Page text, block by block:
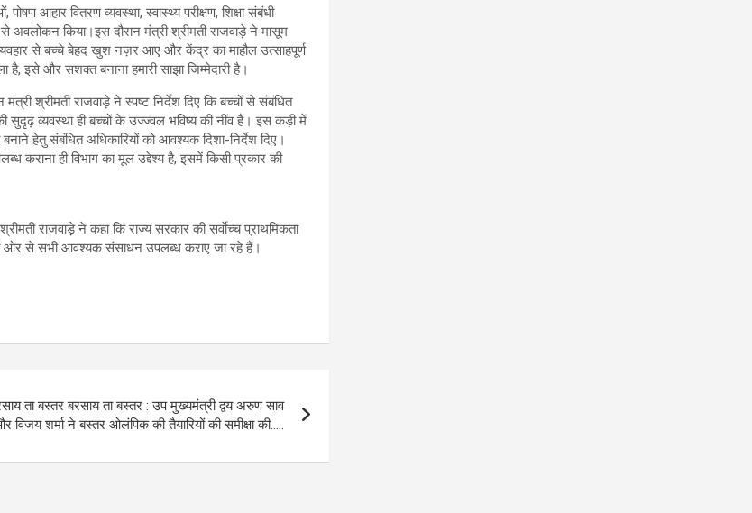
आहार वितरण व्यवस्था, स्वास्थ्य परीक्षण, शिक्षा संबंधी
से अवलोकन किया।इस दौरान मंत्री श्रीमती राजवाड़े ने मासूम
से बच्चे बेहद खुश नज़र आए और केंद्र का माहौल उत्साहपूर्ण
इसे और सशक्त बनाना हमारी साझा जिम्मेदारी है।
श्रीमती राजवाड़े ने स्पष्ट निर्देश दिए कि बच्चों से संबंधित
सुदृढ़ व्यवस्था ही बच्चों के उज्ज्वल भविष्य की नींव है। इस कड़ी में
हेतु संबंधित अधिकारियों को आवश्यक दिशा-निर्देश दिए।
कराना ही विभाग का मूल उद्देश्य है, इसमें किसी प्रकार की
राजवाड़े ने कहा कि राज्य सरकार की सर्वाेच्च प्राथमिकता
ओर से सभी आवश्यक संसाधन उपलब्ध कराए जा रहे हैं।
ता बस्तर बरसाय ता बस्तर : उप मुख्यमंत्री द्वय अरुण साव
विजय शर्मा ने बस्तर ओलंपिक की तैयारियों की समीक्षा की…..